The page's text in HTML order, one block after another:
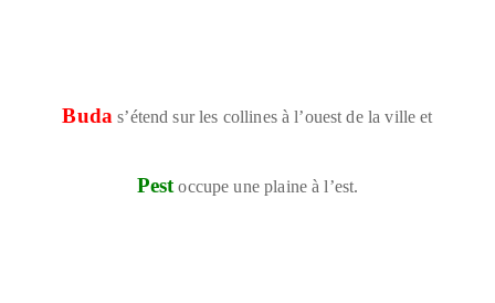
Buda s’étend sur les collines à l’ouest de la ville et
Pest occupe une plaine à l’est.